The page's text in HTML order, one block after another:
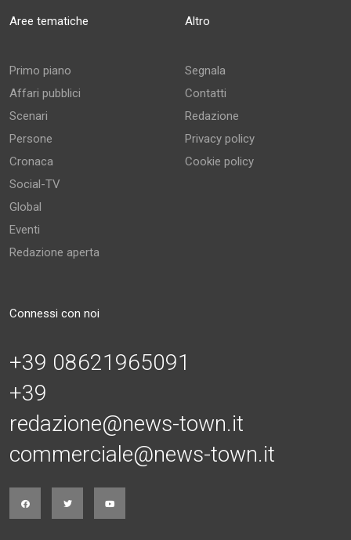
Aree tematiche
Primo piano
Affari pubblici
Scenari
Persone
Cronaca
Social-TV
Global
Eventi
Redazione aperta
Altro
Segnala
Contatti
Redazione
Privacy policy
Cookie policy
Connessi con noi
+39 08621965091
+39
redazione@news-town.it
commerciale@news-town.it